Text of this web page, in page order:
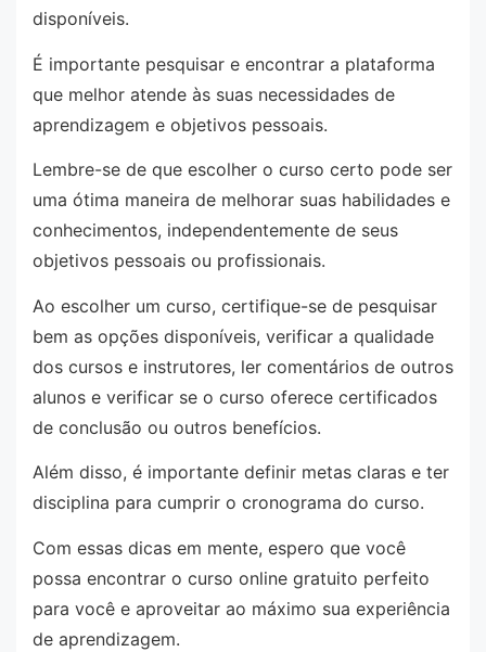
disponíveis.
É importante pesquisar e encontrar a plataforma
que melhor atende às suas necessidades de
aprendizagem e objetivos pessoais.
Lembre-se de que escolher o curso certo pode ser
uma ótima maneira de melhorar suas habilidades e
conhecimentos, independentemente de seus
objetivos pessoais ou profissionais.
Ao escolher um curso, certifique-se de pesquisar
bem as opções disponíveis, verificar a qualidade
dos cursos e instrutores, ler comentários de outros
alunos e verificar se o curso oferece certificados
de conclusão ou outros benefícios.
Além disso, é importante definir metas claras e ter
disciplina para cumprir o cronograma do curso.
Com essas dicas em mente, espero que você
possa encontrar o curso online gratuito perfeito
para você e aproveitar ao máximo sua experiência
de aprendizagem.